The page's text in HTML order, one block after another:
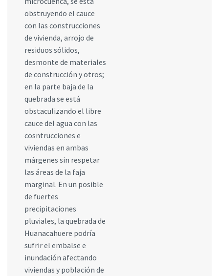
obstruyendo el cauce
con las construcciones
de vivienda, arrojo de
residuos sólidos,
desmonte de materiales
de construcción y otros;
en la parte baja de la
quebrada se está
obstaculizando el libre
cauce del agua con las
cosntrucciones e
viviendas en ambas
márgenes sin respetar
las áreas de la faja
marginal. En un posible
de fuertes
precipitaciones
pluviales, la quebrada de
Huanacahuere podría
sufrir el embalse e
inundación afectando
viviendas y población de